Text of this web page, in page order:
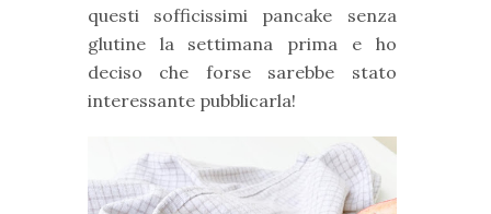
questi sofficissimi pancake senza
glutine la settimana prima e ho
deciso che forse sarebbe stato
interessante pubblicarla!